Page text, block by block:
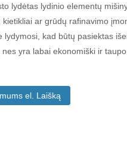
lydėtas lydinio elementų
kietikliai ar grūdų rafinavimo
lydymosi, kad būtų pasiektas
yra labai ekonomiški ir
el. Laišką